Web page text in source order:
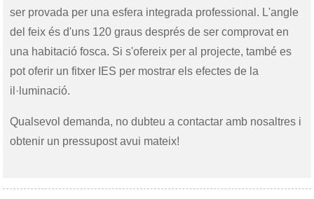
ser provada per una esfera integrada professional. L'angle
del feix és d'uns 120 graus després de ser comprovat en
una habitació fosca. Si s'ofereix per al projecte, també es
pot oferir un fitxer IES per mostrar els efectes de la
il·luminació.
Qualsevol demanda, no dubteu a contactar amb nosaltres i
obtenir un pressupost avui mateix!